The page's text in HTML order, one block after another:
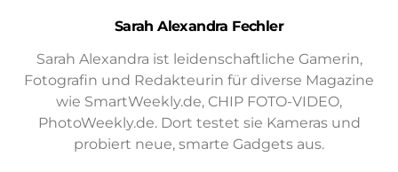
Sarah Alexandra Fechler
Sarah Alexandra ist leidenschaftliche Gamerin,
Fotografin und Redakteurin für diverse Magazine
wie SmartWeekly.de, CHIP FOTO-VIDEO,
PhotoWeekly.de. Dort testet sie Kameras und
probiert neue, smarte Gadgets aus.